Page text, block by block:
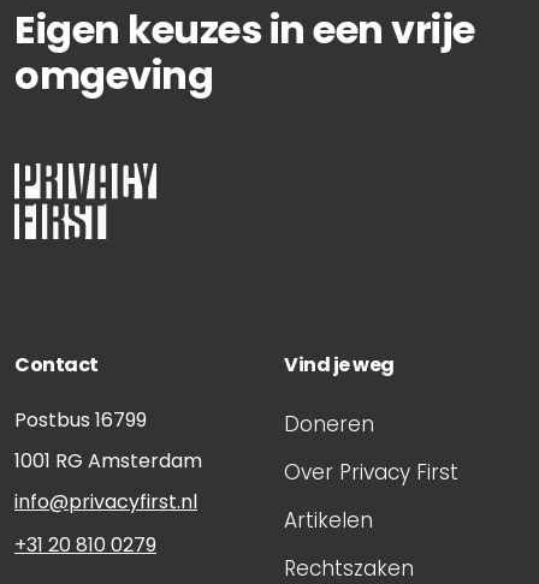
Eigen keuzes in een vrije
omgeving
Contact
Postbus 16799
1001 RG Amsterdam
info@privacyfirst.nl
+31 20 810 0279
Vind je weg
Doneren
Over Privacy First
Artikelen
Rechtszaken